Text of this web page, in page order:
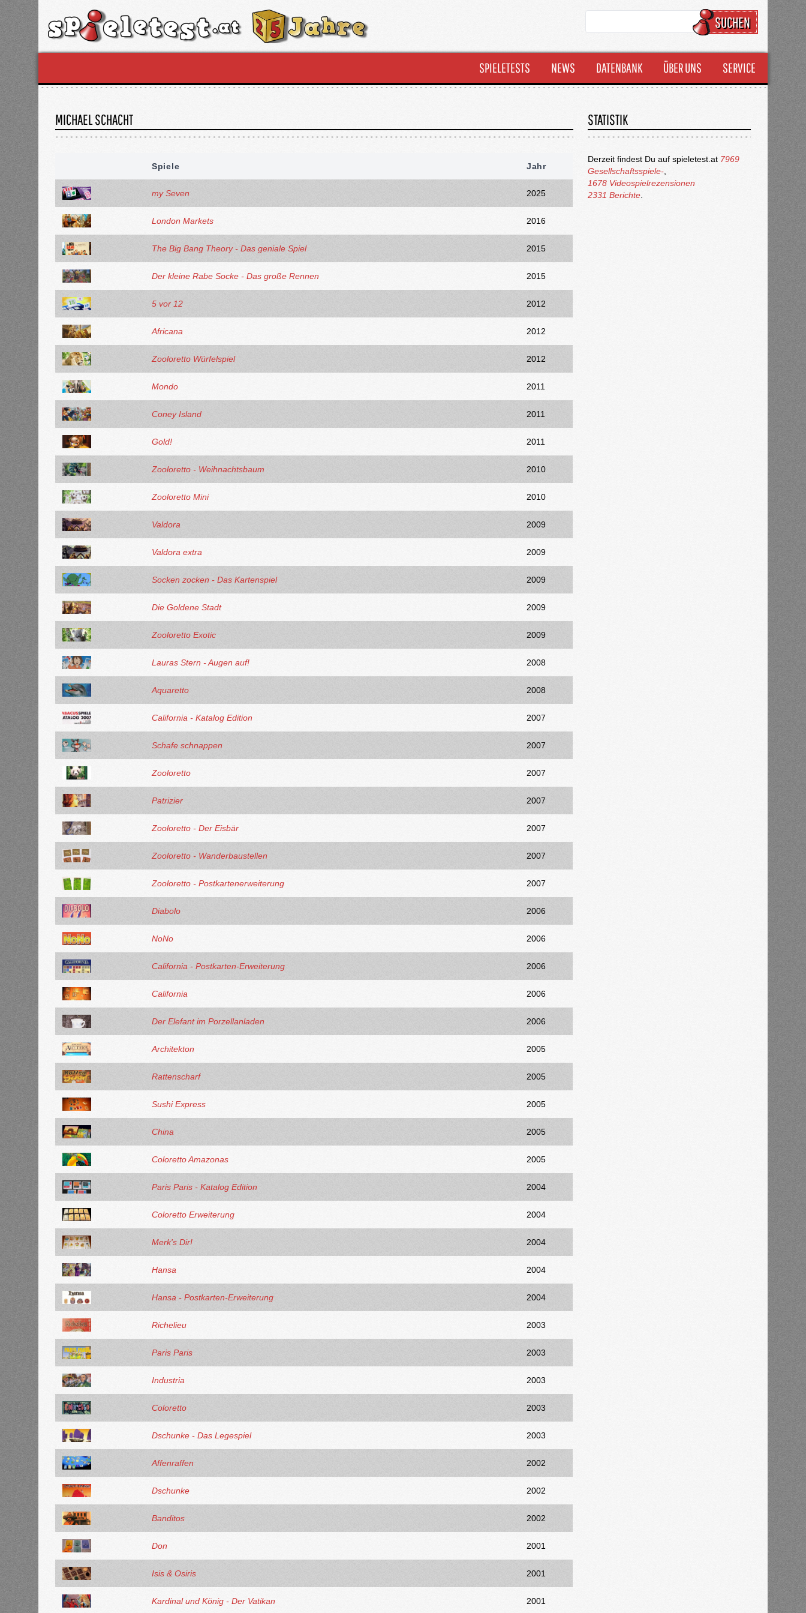
SUCHEN
SPIELETESTS NEWS DATENBANK ÜBER UNS SERVICE
MICHAEL SCHACHT
Spiele Jahr
my Seven 2025
London Markets 2016
The Big Bang Theory - Das geniale Spiel 2015
Der kleine Rabe Socke - Das große Rennen 2015
5 vor 12 2012
Africana 2012
Zooloretto Würfelspiel 2012
Mondo 2011
Coney Island 2011
Gold! 2011
Zooloretto - Weihnachtsbaum 2010
Zooloretto Mini 2010
Valdora 2009
Valdora extra 2009
Socken zocken - Das Kartenspiel 2009
Die Goldene Stadt 2009
Zooloretto Exotic 2009
Lauras Stern - Augen auf! 2008
Aquaretto 2008
California - Katalog Edition 2007
Schafe schnappen 2007
Zooloretto 2007
Patrizier 2007
Zooloretto - Der Eisbär 2007
Zooloretto - Wanderbaustellen 2007
Zooloretto - Postkartenerweiterung 2007
Diabolo 2006
NoNo 2006
California - Postkarten-Erweiterung 2006
California 2006
Der Elefant im Porzellanladen 2006
Architekton 2005
Rattenscharf 2005
Sushi Express 2005
China 2005
Coloretto Amazonas 2005
Paris Paris - Katalog Edition 2004
Coloretto Erweiterung 2004
Merk's Dir! 2004
Hansa 2004
Hansa - Postkarten-Erweiterung 2004
Richelieu 2003
Paris Paris 2003
Industria 2003
Coloretto 2003
Dschunke - Das Legespiel 2003
Affenraffen 2002
Dschunke 2002
Banditos 2002
Don 2001
Isis & Osiris 2001
Kardinal und König - Der Vatikan 2001
STATISTIK
Derzeit findest Du auf spieletest.at 7969
Gesellschaftsspiele-,
1678 Videospielrezensionen
2331 Berichte.